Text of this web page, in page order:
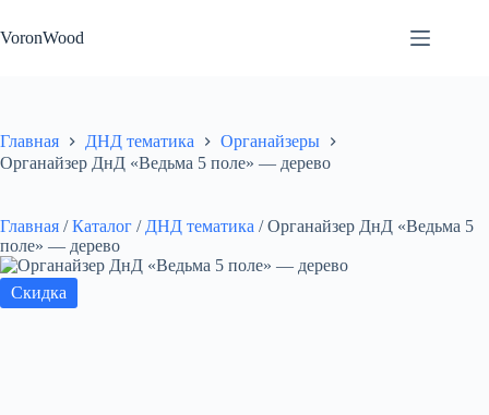
к
сути
VoronWood
Главная ДНД тематика
Органайзеры
Органайзер ДнД «Ведьма 5 поле» — дерево
Главная / Каталог / ДНД тематика / Органайзер ДнД «Ведьма 5
поле» — дерево
Скидка